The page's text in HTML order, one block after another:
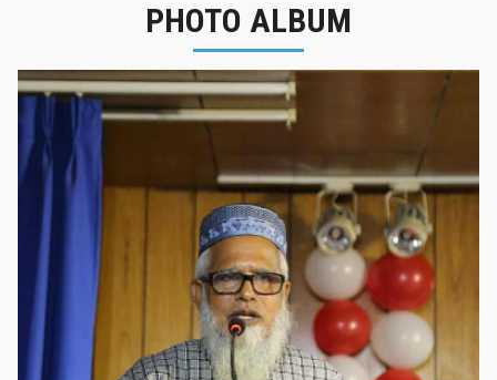
PHOTO ALBUM
নবীনবরণ - ২০২৫